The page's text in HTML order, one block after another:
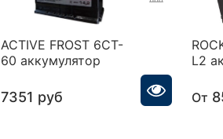
ACTIVE FROST 6СТ-
60 аккумулятор
7351 руб
L2
От